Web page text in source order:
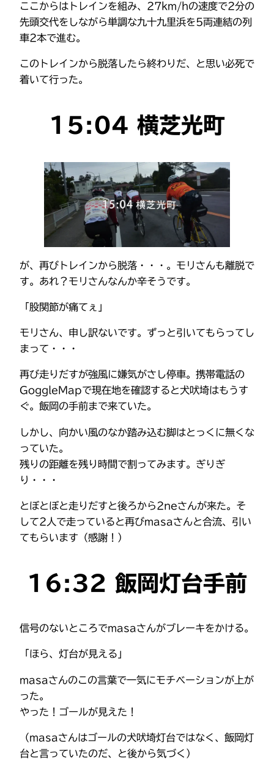
ここからはトレインを組み、27km/hの速度で2分の
先頭交代をしながら単調な九十九里浜を5両連結の列
車2本で進む。
このトレインから脱落したら終わりだ、と思い必死で
着いて行った。
15:04 横芝光町
が、再びトレインから脱落・・・。モリさんも離脱で
す。あれ？モリさんなんか辛そうです。
「股関節が痛てぇ」
モリさん、申し訳ないです。ずっと引いてもらってし
まって・・・
再び走りだすが強風に嫌気がさし停車。携帯電話の
GoggleMapで現在地を確認すると犬吠埼はもうす
ぐ。飯岡の手前まで来ていた。
しかし、向かい風のなか踏み込む脚はとっくに無くな
っていた。
残りの距離を残り時間で割ってみます。ぎりぎ
り・・・
とぼとぼと走りだすと後ろから2neさんが来た。そ
して2人で走っていると再びmasaさんと合流、引い
てもらいます（感謝！）
16:32 飯岡灯台手前
信号のないところでmasaさんがブレーキをかける。
「ほら、灯台が見える」
masaさんのこの言葉で一気にモチベーションが上が
った。
やった！ゴールが見えた！
（masaさんはゴールの犬吠埼灯台ではなく、飯岡灯
台と言っていたのだ、と後から気づく）